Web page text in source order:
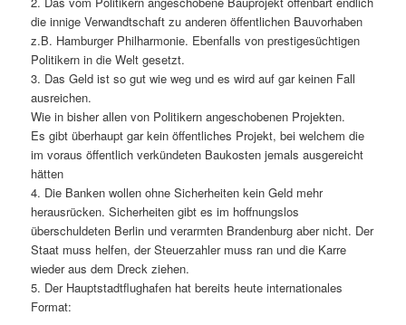
die innige Verwandtschaft zu anderen öffentlichen Bauvorhaben
z.B. Hamburger Philharmonie. Ebenfalls von prestigesüchtigen
Politikern in die Welt gesetzt.
3. Das Geld ist so gut wie weg und es wird auf gar keinen Fall
ausreichen.
Wie in bisher allen von Politikern angeschobenen Projekten.
Es gibt überhaupt gar kein öffentliches Projekt, bei welchem die
im voraus öffentlich verkündeten Baukosten jemals ausgereicht
hätten
4. Die Banken wollen ohne Sicherheiten kein Geld mehr
herausrücken. Sicherheiten gibt es im hoffnungslos
überschuldeten Berlin und verarmten Brandenburg aber nicht. Der
Staat muss helfen, der Steuerzahler muss ran und die Karre
wieder aus dem Dreck ziehen.
5. Der Hauptstadtflughafen hat bereits heute internationales
Format: